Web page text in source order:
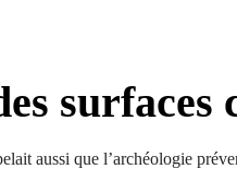
surfaces
aussi que l’archéologie